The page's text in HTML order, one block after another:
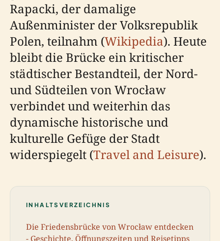
Rapacki, der damalige
Außenminister der Volksrepublik
Polen, teilnahm (Wikipedia). Heute
bleibt die Brücke ein kritischer
städtischer Bestandteil, der Nord-
und Südteilen von Wrocław
verbindet und weiterhin das
dynamische historische und
kulturelle Gefüge der Stadt
widerspiegelt (Travel and Leisure).
INHALTSVERZEICHNIS
Die Friedensbrücke von Wrocław entdecken
- Geschichte, Öffnungszeiten und Reisetipps